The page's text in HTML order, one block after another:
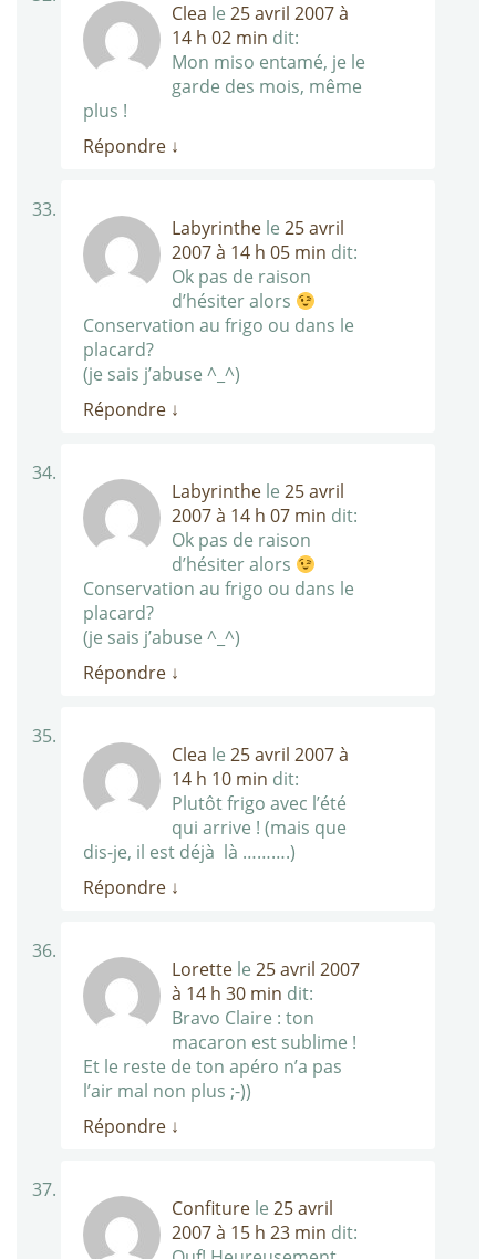
Clea le 25 avril 2007 à
14 h 02 min dit:
Mon miso entamé, je le
garde des mois, même
plus !
Répondre ↓
Labyrinthe le 25 avril
2007 à 14 h 05 min dit:
Ok pas de raison
d’hésiter alors
Conservation au frigo ou dans le
placard?
(je sais j’abuse ^_^)
Répondre ↓
Labyrinthe le 25 avril
2007 à 14 h 07 min dit:
Ok pas de raison
d’hésiter alors
Conservation au frigo ou dans le
placard?
(je sais j’abuse ^_^)
Répondre ↓
Clea le 25 avril 2007 à
14 h 10 min dit:
Plutôt frigo avec l’été
qui arrive ! (mais que
dis-je, il est déjà là ……….)
Répondre ↓
Lorette le 25 avril 2007
à 14 h 30 min dit:
Bravo Claire : ton
macaron est sublime !
Et le reste de ton apéro n’a pas
l’air mal non plus ;-))
Répondre ↓
Confiture le 25 avril
2007 à 15 h 23 min dit: